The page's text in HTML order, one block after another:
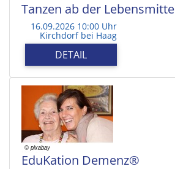
Tanzen ab der Lebensmitte
16.09.2026 10:00 Uhr
Kirchdorf bei Haag
DETAIL
EduKation Demenz®